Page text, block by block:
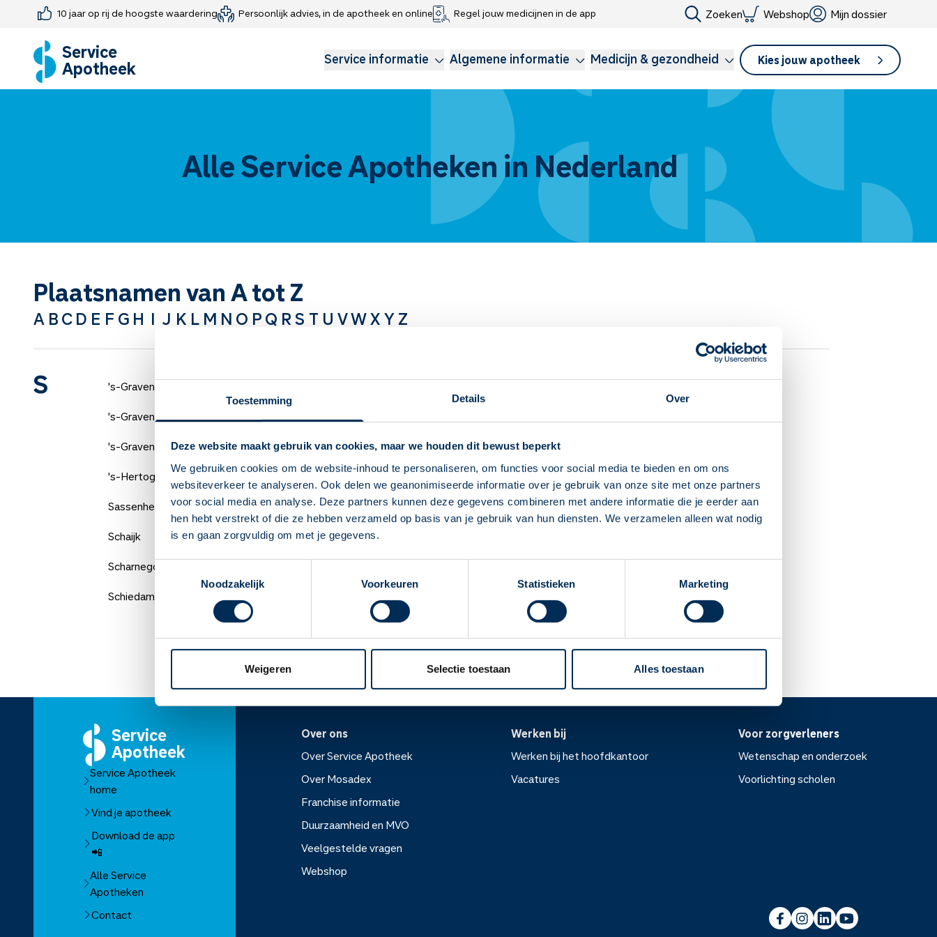
Toestemming Details Over
Deze website maakt gebruik van cookies, maar we houden dit bewust beperkt
We gebruiken cookies om de website-inhoud te personaliseren, om functies voor social media te bieden en om ons
websiteverkeer te analyseren. Ook delen we geanonimiseerde informatie over je gebruik van onze site met onze partners
voor social media en analyse. Deze partners kunnen deze gegevens combineren met andere informatie die je eerder aan
hen hebt verstrekt of die ze hebben verzameld op basis van je gebruik van hun diensten. We verzamelen alleen wat nodig
is en gaan zorgvuldig om met je gegevens.
Toestemmingsselectie
Noodzakelijk
Voorkeuren Statistieken Marketing
Weigeren Selectie toestaan Alles toestaan
Deze Service Apotheek staat nu ingesteld als
jouw apotheek
Zo kan je makkelijk alle informatie vinden in het
10 jaar op rij de hoogste waardering Persoonlijk advies, in de apotheek en online Regel jouw medicijnen in de app Zoeken Webshop Mijn dossier
Service
Apotheek Service informatie Algemene informatie Medicijn & gezondheid Kies jouw apotheek
Farmaceutisch consult
Medicijn-APK
Webshop
Jouw medische gegevens delen
Klachtenregeling
Medicijnen voor kinderen
Longzorg
Alle Service Apotheken in Nederland
Plaatsnamen van A tot Z
A BCD E F G H I J K L M N O PQ RS T U VWXY Z
S
's-Gravendeel
's-Gravenhage
's-Gravenzande
's-Hertogenbosch
Sassenheim
Schaijk
Scharnegoutum
Schiedam
Sint Willebrord
Sint-Michielsgestel
Sint-Oedenrode
Sittard
Sleeuwijk
Sneek
Steenbergen NB
Steyl-Tegelen
Service
Apotheek
Service Apotheek
home
Vind je apotheek
Download de app
📲
Alle Service
Apotheken
Contact
Over ons
Over Service Apotheek
Over Mosadex
Franchise informatie
Duurzaamheid en MVO
Veelgestelde vragen
Webshop
Werken bij
Werken bij het hoofdkantoor
Vacatures
Voor zorgverleners
Wetenschap en onderzoek
Voorlichting scholen
Voorlichting scholen